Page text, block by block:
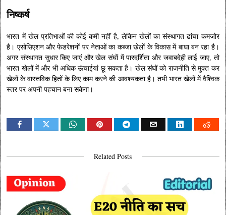
निष्कर्ष
भारत में खेल प्रतिभाओं की कोई कमी नहीं है, लेकिन खेलों का संस्थागत ढांचा कमजोर
है। एसोसिएशन और फेडरेशनों पर नेताओं का कब्जा खेलों के विकास में बाधा बन रहा है।
अगर संस्थागत सुधार किए जाएं और खेल संघों में पारदर्शिता और जवाबदेही लाई जाए, तो
भारत खेलों में और भी अधिक ऊंचाईयां छू सकता है। खेल संघों को राजनीति से मुक्त कर
खेलों के वास्तविक हितों के लिए काम करने की आवश्यकता है। तभी भारत खेलों में वैश्विक
स्तर पर अपनी पहचान बना सकेगा।
Related Posts